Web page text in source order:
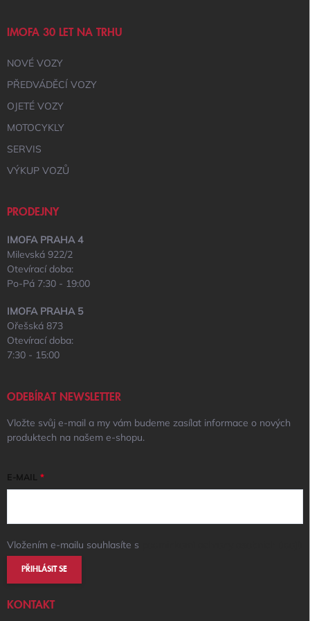
IMOFA 30 LET NA TRHU
NOVÉ VOZY
PŘEDVÁDĚCÍ VOZY
OJETÉ VOZY
MOTOCYKLY
SERVIS
VÝKUP VOZŮ
PRODEJNY
IMOFA PRAHA 4
Milevská 922/2
Otevírací doba:
Po-Pá 7:30 - 19:00
IMOFA PRAHA 5
Ořešská 873
Otevírací doba:
7:30 - 15:00
ODEBÍRAT NEWSLETTER
Vložte svůj e-mail a my vám budeme zasílat informace o nových
produktech na našem e-shopu.
E-MAIL
Vložením e-mailu souhlasíte s
PŘIHLÁSIT SE
KONTAKT